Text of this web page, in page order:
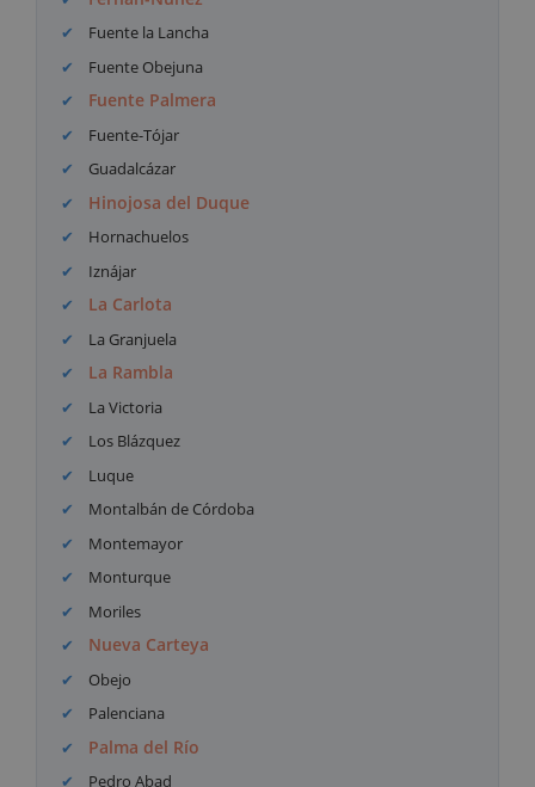
Fuente la Lancha
Fuente Obejuna
Fuente Palmera
Fuente-Tójar
Guadalcázar
Hinojosa del Duque
Hornachuelos
Iznájar
La Carlota
La Granjuela
La Rambla
La Victoria
Los Blázquez
Luque
Montalbán de Córdoba
Montemayor
Monturque
Moriles
Nueva Carteya
Obejo
Palenciana
Palma del Río
Pedro Abad